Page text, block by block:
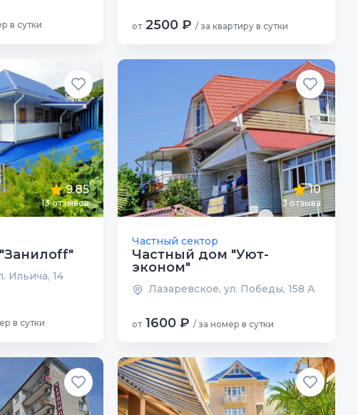
в сутки от 2500 ₽ / за квартиру в сутки
9.85
13 отзывов
Ильича, 14
в сутки
10
3 отзыва
Частный сектор
Частный дом "Уют-
эконом"
Лазаревское, ул. Победы, 158 А
от 1600 ₽ / за номер в сутки